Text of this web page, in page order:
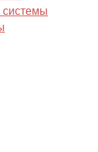
системы